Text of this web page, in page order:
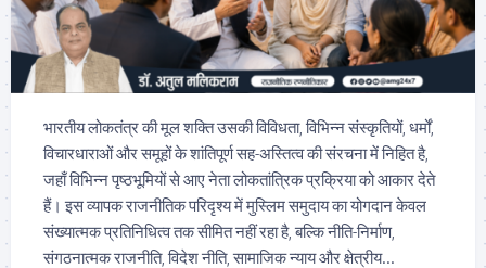
भारतीय लोकतंत्र की मूल शक्ति उसकी विविधता, विभिन्न संस्कृतियों, धर्मों,
विचारधाराओं और समूहों के शांतिपूर्ण सह-अस्तित्व की संरचना में निहित है,
जहाँ विभिन्न पृष्ठभूमियों से आए नेता लोकतांत्रिक प्रक्रिया को आकार देते
हैं। इस व्यापक राजनीतिक परिदृश्य में मुस्लिम समुदाय का योगदान केवल
संख्यात्मक प्रतिनिधित्व तक सीमित नहीं रहा है, बल्कि नीति-निर्माण,
संगठनात्मक राजनीति, विदेश नीति, सामाजिक न्याय और क्षेत्रीय...